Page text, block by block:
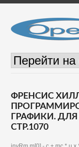
ФРЕНСИС ХИЛЛ
ГРАФИКИ.
СТР.1070